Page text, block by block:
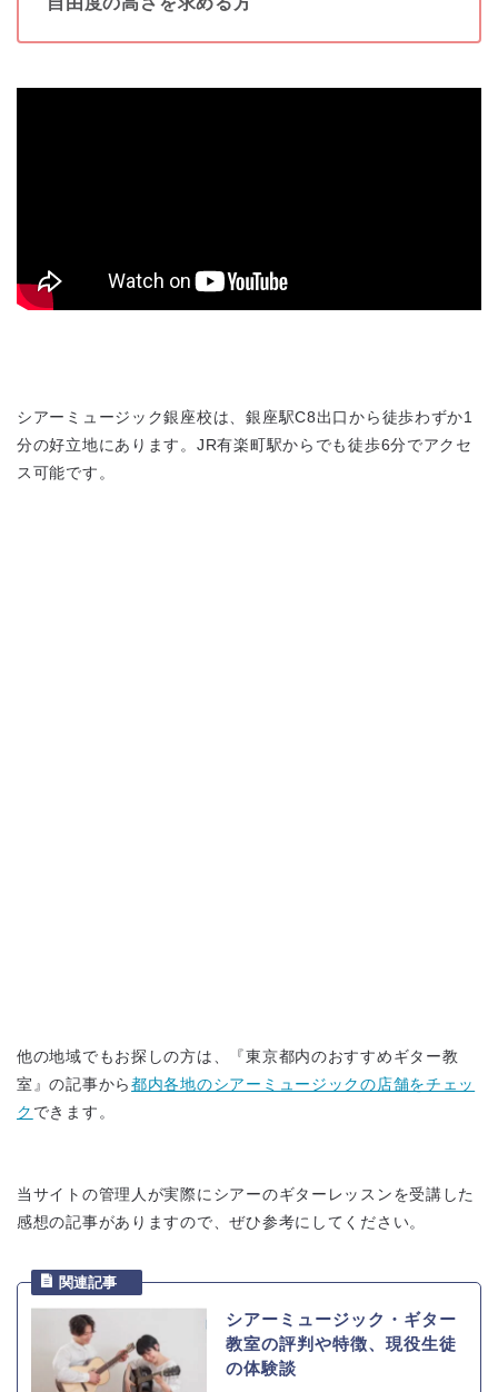
シアーミュージック銀座校は、銀座駅C8出口から徒歩わずか1
分の好立地にあります。JR有楽町駅からでも徒歩6分でアクセ
ス可能です。
他の地域でもお探しの方は、『東京都内のおすすめギター教
室』の記事から都内各地のシアーミュージックの店舗をチェッ
ク できます。
当サイトの管理人が実際にシアーのギターレッスンを受講した
感想の記事がありますので、ぜひ参考にしてください。
シアーミュージック・ギター
教室の評判や特徴、現役生徒
の体験談